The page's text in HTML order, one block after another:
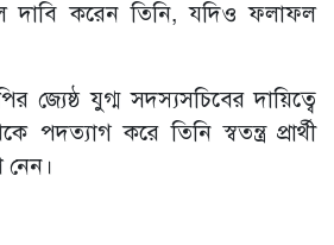
দাবি করেন তিনি, যদিও ফলাফল
জ্যেষ্ঠ যুগ্ম সদস্যসচিবের দায়িত্বে
পদত্যাগ করে তিনি স্বতন্ত্র প্রার্থী
নেন।